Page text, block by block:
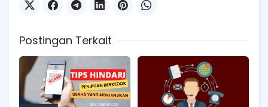
Postingan Terkait